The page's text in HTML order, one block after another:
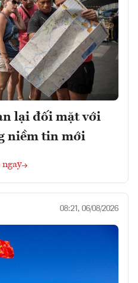
lại đối mặt với
niềm tin mới
08:21, 06/08/2026